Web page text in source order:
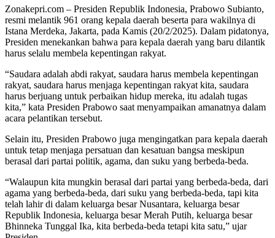
Zonakepri.com – Presiden Republik Indonesia, Prabowo Subianto,
resmi melantik 961 orang kepala daerah beserta para wakilnya di
Istana Merdeka, Jakarta, pada Kamis (20/2/2025). Dalam pidatonya,
Presiden menekankan bahwa para kepala daerah yang baru dilantik
harus selalu membela kepentingan rakyat.
“Saudara adalah abdi rakyat, saudara harus membela kepentingan
rakyat, saudara harus menjaga kepentingan rakyat kita, saudara
harus berjuang untuk perbaikan hidup mereka, itu adalah tugas
kita,” kata Presiden Prabowo saat menyampaikan amanatnya dalam
acara pelantikan tersebut.
Selain itu, Presiden Prabowo juga mengingatkan para kepala daerah
untuk tetap menjaga persatuan dan kesatuan bangsa meskipun
berasal dari partai politik, agama, dan suku yang berbeda-beda.
“Walaupun kita mungkin berasal dari partai yang berbeda-beda, dari
agama yang berbeda-beda, dari suku yang berbeda-beda, tapi kita
telah lahir di dalam keluarga besar Nusantara, keluarga besar
Republik Indonesia, keluarga besar Merah Putih, keluarga besar
Bhinneka Tunggal Ika, kita berbeda-beda tetapi kita satu,” ujar